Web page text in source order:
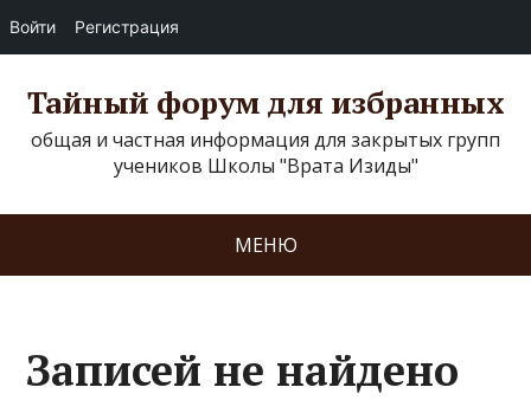
Войти Регистрация
Тайный форум для избранных
общая и частная информация для закрытых групп
учеников Школы "Врата Изиды"
МЕНЮ
Записей не найдено